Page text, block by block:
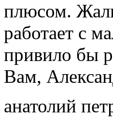
плюсом.
работает с
привило бы
Вам,
анатолий